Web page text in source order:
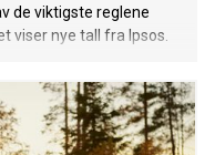
de viktigste reglene
viser nye tall fra Ipsos.